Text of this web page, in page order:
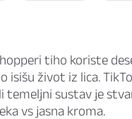
tiho koriste
život iz lica.
temeljni sustav je
vs jasna kroma.